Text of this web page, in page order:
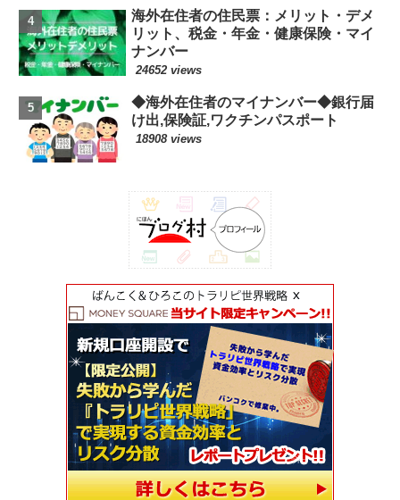
海外在住者の住民票：メリット・デメ
リット、税金・年金・健康保険・マイ
ナンバー
24652 views
◆海外在住者のマイナンバー◆銀行届
け出,保険証,ワクチンパスポート
18908 views